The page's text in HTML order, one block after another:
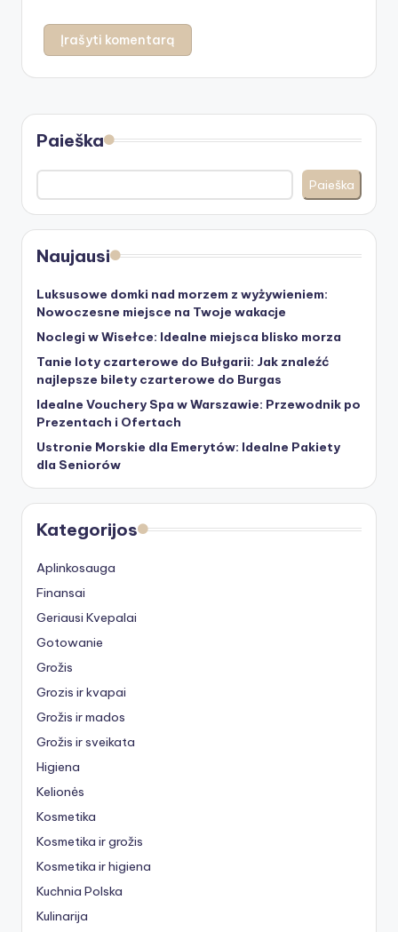
Paieška
Paieška
Naujausi
Luksusowe domki nad morzem z wyżywieniem:
Nowoczesne miejsce na Twoje wakacje
Noclegi w Wisełce: Idealne miejsca blisko morza
Tanie loty czarterowe do Bułgarii: Jak znaleźć
najlepsze bilety czarterowe do Burgas
Idealne Vouchery Spa w Warszawie: Przewodnik po
Prezentach i Ofertach
Ustronie Morskie dla Emerytów: Idealne Pakiety
dla Seniorów
Kategorijos
Aplinkosauga
Finansai
Geriausi Kvepalai
Gotowanie
Grožis
Grozis ir kvapai
Grožis ir mados
Grožis ir sveikata
Higiena
Kelionės
Kosmetika
Kosmetika ir grožis
Kosmetika ir higiena
Kuchnia Polska
Kulinarija